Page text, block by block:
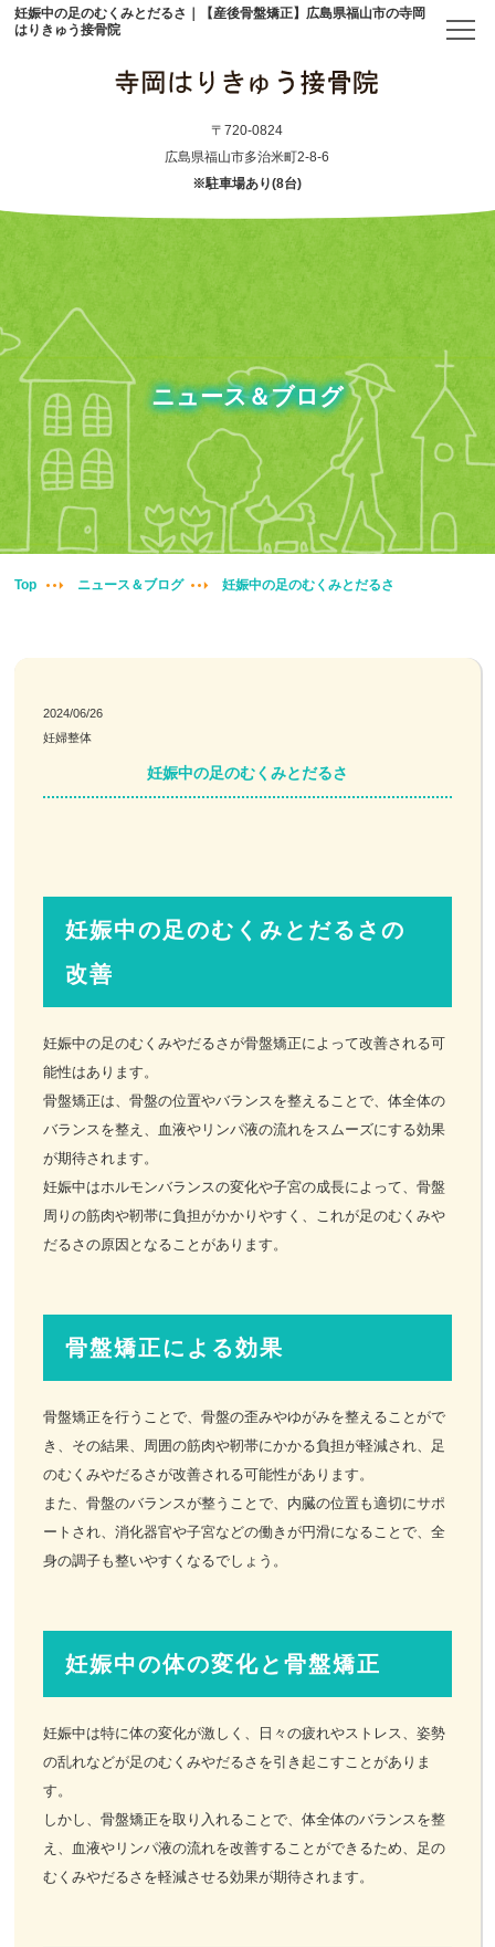
妊娠中の足のむくみとだるさ｜【産後骨盤矯正】広島県福山市の寺岡
はりきゅう接骨院
〒720-0824
広島県福山市多治米町2-8-6
※駐車場あり(8台)
初めての方へ
アクセス
メニュー・料金表
産後骨盤矯正
妊婦整体
鍼・灸・小児鍼
冷え性改善
訪問鍼灸
ニュース＆ブログ
お客様の声
お問い合わせ
LINE予約
ニュース＆ブログ
Top ニュース＆ブログ 妊娠中の足のむくみとだるさ
2024/06/26
妊婦整体
妊娠中の足のむくみとだるさ
妊娠中の足のむくみとだるさの
改善
妊娠中の足のむくみやだるさが骨盤矯正によって改善される可
能性はあります。
骨盤矯正は、骨盤の位置やバランスを整えることで、体全体の
バランスを整え、血液やリンパ液の流れをスムーズにする効果
が期待されます。
妊娠中はホルモンバランスの変化や子宮の成長によって、骨盤
周りの筋肉や靭帯に負担がかかりやすく、これが足のむくみや
だるさの原因となることがあります。
骨盤矯正による効果
骨盤矯正を行うことで、骨盤の歪みやゆがみを整えることがで
き、その結果、周囲の筋肉や靭帯にかかる負担が軽減され、足
のむくみやだるさが改善される可能性があります。
また、骨盤のバランスが整うことで、内臓の位置も適切にサポ
ートされ、消化器官や子宮などの働きが円滑になることで、全
身の調子も整いやすくなるでしょう。
妊娠中の体の変化と骨盤矯正
妊娠中は特に体の変化が激しく、日々の疲れやストレス、姿勢
の乱れなどが足のむくみやだるさを引き起こすことがありま
す。
しかし、骨盤矯正を取り入れることで、体全体のバランスを整
え、血液やリンパ液の流れを改善することができるため、足の
むくみやだるさを軽減させる効果が期待されます。